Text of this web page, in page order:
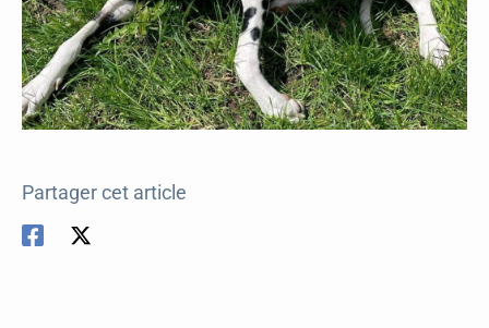
Partager cet article